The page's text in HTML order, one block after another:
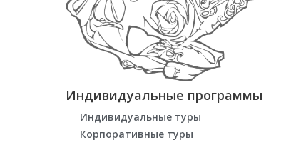
Индивидуальные программы
Индивидуальные туры
Корпоративные туры